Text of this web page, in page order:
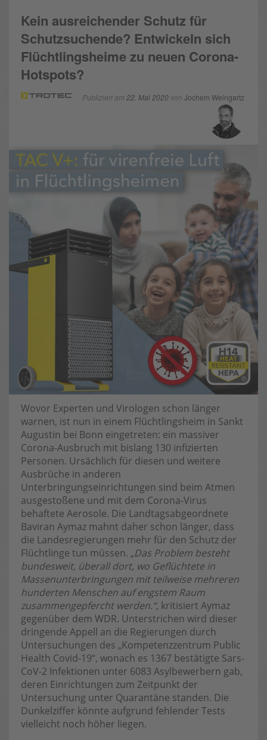
Kein ausreichender Schutz für
Schutzsuchende? Entwickeln sich
Flüchtlingsheime zu neuen Corona-
Hotspots?
Publiziert am 22. Mai 2020von Jochem Weingartz
Wovor Experten und Virologen schon länger
warnen, ist nun in einem Flüchtlingsheim in Sankt
Augustin bei Bonn eingetreten: ein massiver
Corona-Ausbruch mit bislang 130 infizierten
Personen. Ursächlich für diesen und weitere
Ausbrüche in anderen
Unterbringungseinrichtungen sind beim Atmen
ausgestoßene und mit dem Corona-Virus
behaftete Aerosole. Die Landtagsabgeordnete
Baviran Aymaz mahnt daher schon länger, dass
die Landesregierungen mehr für den Schutz der
Flüchtlinge tun müssen. „Das Problem besteht
bundesweit, überall dort, wo Geflüchtete in
Massenunterbringungen mit teilweise mehreren
hunderten Menschen auf engstem Raum
zusammengepfercht werden.“, kritisiert Aymaz
gegenüber dem WDR. Unterstrichen wird dieser
dringende Appell an die Regierungen durch
Untersuchungen des „Kompetenzzentrum Public
Health Covid-19“, wonach es 1367 bestätigte Sars-
CoV-2 Infektionen unter 6083 Asylbewerbern gab,
deren Einrichtungen zum Zeitpunkt der
Untersuchung unter Quarantäne standen. Die
Dunkelziffer könnte aufgrund fehlender Tests
vielleicht noch höher liegen.